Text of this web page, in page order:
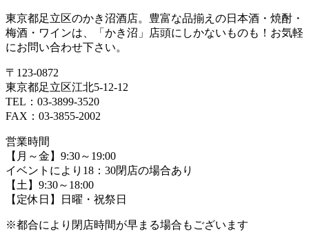
東京都足立区のかき沼酒店。豊富な品揃えの日本酒・焼酎・
梅酒・ワインは、「かき沼」店頭にしかないものも！お気軽
にお問い合わせ下さい。
〒123-0872
東京都足立区江北5-12-12
TEL：03-3899-3520
FAX：03-3855-2002
営業時間
【月～金】9:30～19:00
イベントにより18：30閉店の場合あり
【土】9:30～18:00
【定休日】日曜・祝祭日
※都合により閉店時間が早まる場合もございます